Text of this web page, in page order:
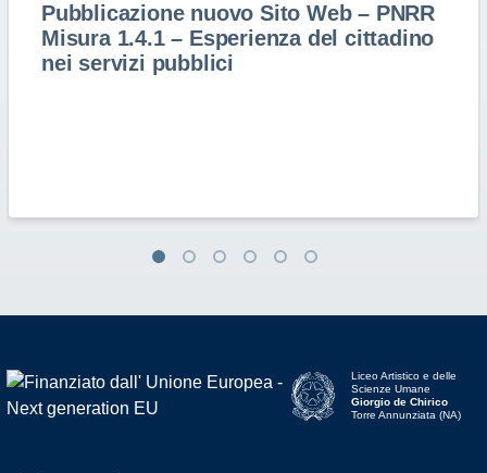
Pubblicazione nuovo Sito Web – PNRR
Misura 1.4.1 – Esperienza del cittadino
nei servizi pubblici
Liceo Artistico e delle
Scienze Umane
Giorgio de Chirico
Torre Annunziata (NA)